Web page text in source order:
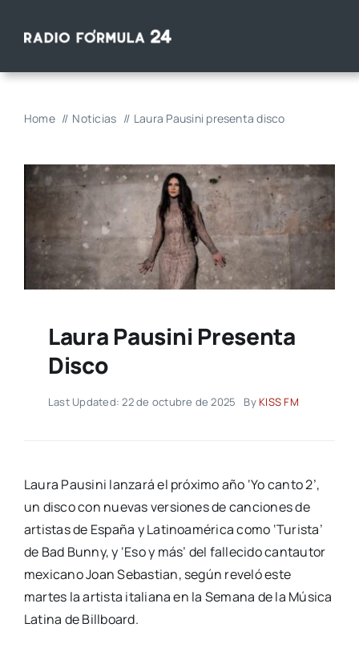
Home Noticias Laura Pausini presenta disco
Laura Pausini Presenta
Disco
Last Updated: 22 de octubre de 2025 By KISS FM
Laura Pausini lanzará el próximo año ‘Yo canto 2’,
un disco con nuevas versiones de canciones de
artistas de España y Latinoamérica como ‘Turista’
de Bad Bunny, y ‘Eso y más’ del fallecido cantautor
mexicano Joan Sebastian, según reveló este
martes la artista italiana en la Semana de la Música
Latina de Billboard.